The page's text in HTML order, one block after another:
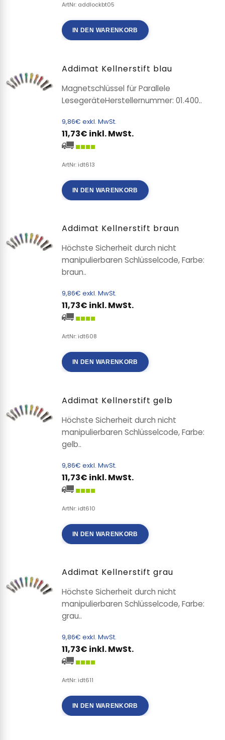
ArtNr: addlockbt05
IN DEN WARENKORB
Addimat Kellnerstift blau
Magnetschlüssel für Parallele
LesegeräteHerstellernummer: 01.400..
9,86€ exkl. MwSt.
11,73€ inkl. MwSt.
ArtNr: idt613
IN DEN WARENKORB
Addimat Kellnerstift braun
Höchste Sicherheit durch nicht
manipulierbaren Schlüsselcode, Farbe:
braun..
9,86€ exkl. MwSt.
11,73€ inkl. MwSt.
ArtNr: idt608
IN DEN WARENKORB
Addimat Kellnerstift gelb
Höchste Sicherheit durch nicht
manipulierbaren Schlüsselcode, Farbe:
gelb..
9,86€ exkl. MwSt.
11,73€ inkl. MwSt.
ArtNr: idt610
IN DEN WARENKORB
Addimat Kellnerstift grau
Höchste Sicherheit durch nicht
manipulierbaren Schlüsselcode, Farbe:
grau..
9,86€ exkl. MwSt.
11,73€ inkl. MwSt.
ArtNr: idt611
IN DEN WARENKORB